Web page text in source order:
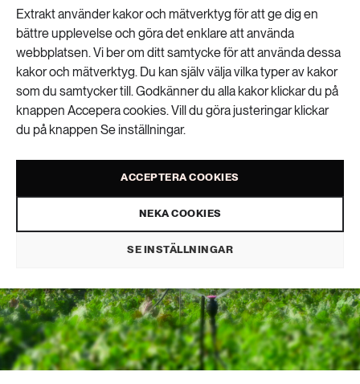
Extrakt använder kakor och mätverktyg för att ge dig en
bättre upplevelse och göra det enklare att använda
webbplatsen. Vi ber om ditt samtycke för att använda dessa
kakor och mätverktyg. Du kan själv välja vilka typer av kakor
som du samtycker till. Godkänner du alla kakor klickar du på
knappen Accepera cookies. Vill du göra justeringar klickar
du på knappen Se inställningar.
ACCEPTERA COOKIES
NEKA COOKIES
SE INSTÄLLNINGAR
ökar
VATTEN
PUBLICERAD 31 MARS 2026 • UPPDATERAD: 13 APRIL 2026